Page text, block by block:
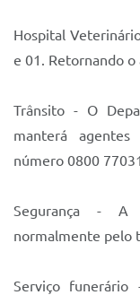
Hospital
e 01. Retornando
Trânsito - O
manterá
número 0800
Segurança - A
normalmente pelo
Serviço funerário